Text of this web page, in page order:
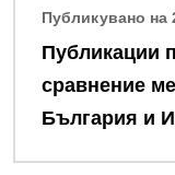
Публикувано на
Публикации
сравнение
България и